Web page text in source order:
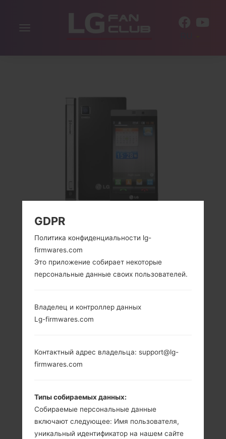
Включить
LG GD880 (LGGD880)
ИЗ СЕРИИ LG MINI
соотношение
экрана к телу)
плотность
пикселей на
дюйм)
-
GDPR
Политика конфиденциальности lg-
firmwares.com
Это приложение собирает некоторые
персональные данные своих пользователей.
Владелец и контроллер данных
Lg-firmwares.com
Контактный адрес владельца: support@lg-
firmwares.com
Типы собираемых данных:
Собираемые персональные данные
включают следующее: Имя пользователя,
уникальный идентификатор на нашем сайте